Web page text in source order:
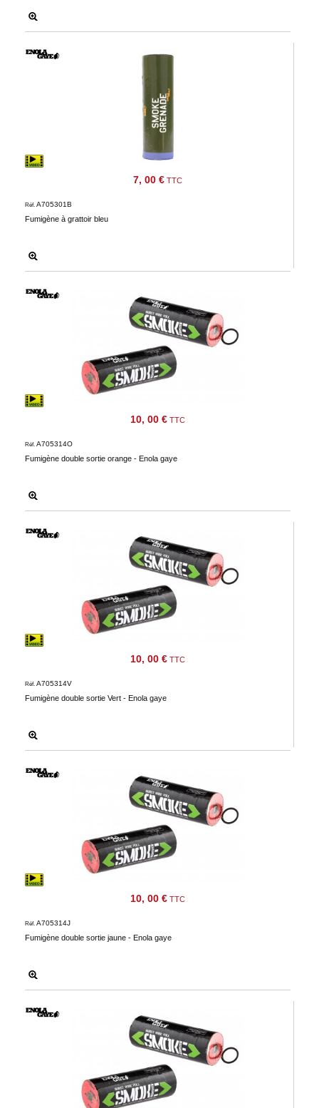
7, 00 € TTC
Fumigène à grattoir bleu
Réf. A705301B
10, 00 € TTC
Fumigène double sortie orange - Enola gaye
Réf. A705314O
10, 00 € TTC
Fumigène double sortie Vert - Enola gaye
Réf. A705314V
10, 00 € TTC
Fumigène double sortie jaune - Enola gaye
Réf. A705314J